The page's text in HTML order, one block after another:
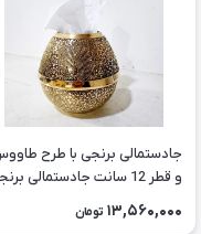
جادستمالی برنجی با طرح
و قطر 12 سانت جادستمالی
جا دستمال برنجی جادستمالی برنز
مناسب استفاده دائم وقابل
13,560,000 تومان